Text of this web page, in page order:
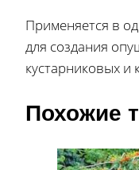
Применяется в
для создания
кустарниковых и
Похожие